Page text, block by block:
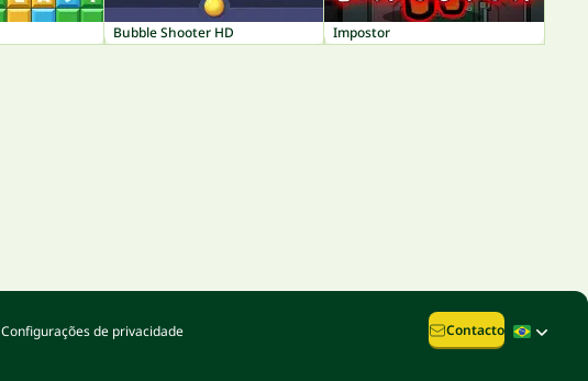
Bubble Shooter HD Impostor
Configurações de privacidade Contacto